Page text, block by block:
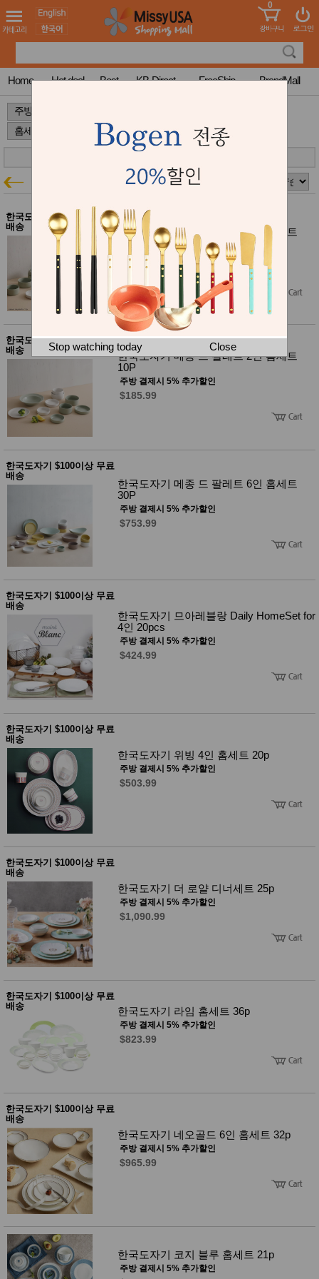
도 어린이
청소년
컬러링
북
한국학
습지
미국학
습지
국 송
건 홍삼전
드
건강보
건강식
품
Diet/여
성용품
메이크
업
바디케
어/향수
남성화
장품
미용제
품
전
자
주방가
전
건강가
전
주 명품식
기브랜
드
보관용
기
조리용
주방소
식
품
즉석가
공식품
쌀/잡곡/
면류
스/가루
건조식
품
농산품
놀이방
매트
DVD
유아 보
드(칠
유아 이
유식
품
건강/미
용/식기
용품
성장발
패 어른내
의
유/아동
내의
가방/지
갑/케이
스
화
생
활
세탁세
제
일상 돋
보기
침구용
품
생활/욕
실/청소
용품
DECO
Pet
Supplies
문 공연/행
MissyShop
Login
0
Home Hot deal Best KB-Direct FreeShip BrandMall
Stop watching today Close
주방특가
한국도자기 $100이상 무료
배송
한국도자기 메종 드 팔레트 4인 홈세트
15P
주방 결제시 5% 추가할인
$285.99
한국도자기 $100이상 무료
배송
한국도자기 메종 드 팔레트 2인 홈세트
10P
주방 결제시 5% 추가할인
$185.99
한국도자기 $100이상 무료
배송
한국도자기 메종 드 팔레트 6인 홈세트
30P
주방 결제시 5% 추가할인
$753.99
한국도자기 $100이상 무료
배송
한국도자기 므아레블랑 Daily HomeSet for
4인 20pcs
주방 결제시 5% 추가할인
$424.99
한국도자기 $100이상 무료
배송
한국도자기 위빙 4인 홈세트 20p
주방 결제시 5% 추가할인
$503.99
한국도자기 $100이상 무료
배송
한국도자기 더 로얄 디너세트 25p
주방 결제시 5% 추가할인
$1,090.99
한국도자기 $100이상 무료
배송
한국도자기 라임 홈세트 36p
주방 결제시 5% 추가할인
$823.99
한국도자기 $100이상 무료
배송
한국도자기 네오골드 6인 홈세트 32p
주방 결제시 5% 추가할인
$965.99
한국도자기 코지 블루 홈세트 21p
주방 결제시 5% 추가할인